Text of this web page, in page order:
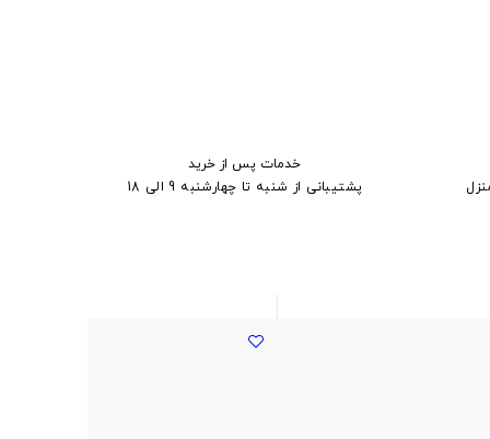
خدمات پس از خرید
پشتیبانی از شنبه تا چهارشنبه 9 الی 18